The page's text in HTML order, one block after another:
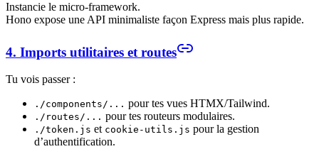
Instancie le micro-framework.
Hono expose une API minimaliste façon Express mais plus rapide.
4. Imports utilitaires et routes
Tu vois passer :
./components/... pour tes vues HTMX/Tailwind.
./routes/... pour tes routeurs modulaires.
./token.js et cookie-utils.js pour la gestion
d’authentification.